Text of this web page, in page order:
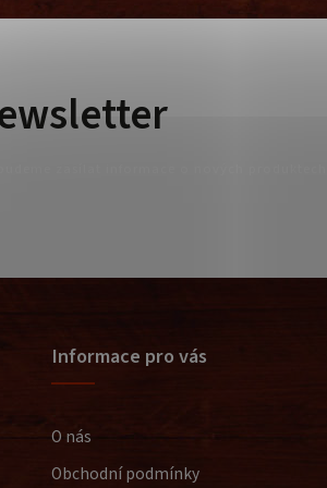
Informace pro vás
O nás
Obchodní podmínky